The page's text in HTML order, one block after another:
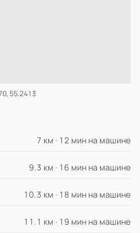
55.2413
7 км · 12 мин на машине
9.3 км · 16 мин на машине
10.3 км · 18 мин на машине
11.1 км · 19 мин на машине